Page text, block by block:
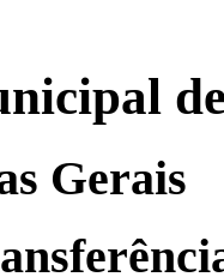
Gerais